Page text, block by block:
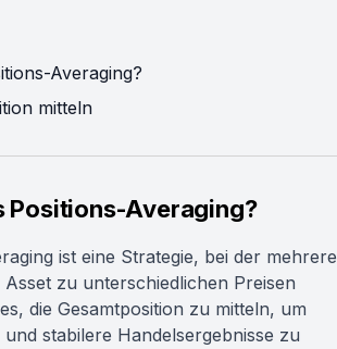
Averaging?
mitteln
Positions-Averaging?
ist eine Strategie, bei der mehrere
zu unterschiedlichen Preisen
die Gesamtposition zu mitteln, um
stabilere Handelsergebnisse zu